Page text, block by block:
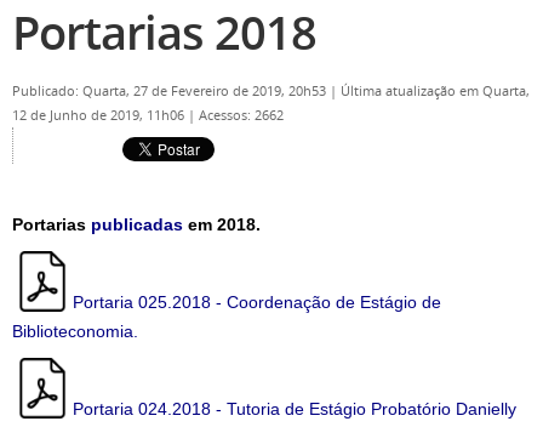
Portarias 2018
Publicado: Quarta, 27 de Fevereiro de 2019, 20h53 | Última atualização em Quarta,
12 de Junho de 2019, 11h06 | Acessos: 2662
Portarias publicadas em 2018.
Portaria 025.2018 - Coordenação de Estágio de
Biblioteconomia.
Portaria 024.2018 - Tutoria de Estágio Probatório Danielly